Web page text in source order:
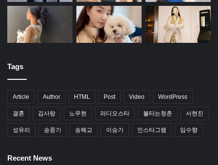
Tags
Article Author HTML Post Video WordPress
결혼 김사랑 노무현 라디오스타 불타는청춘 서현진
성유리 송중기 송혜교 이승기 인스타그램 임수향
Recent News